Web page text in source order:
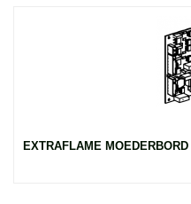
EXTRAFLAME